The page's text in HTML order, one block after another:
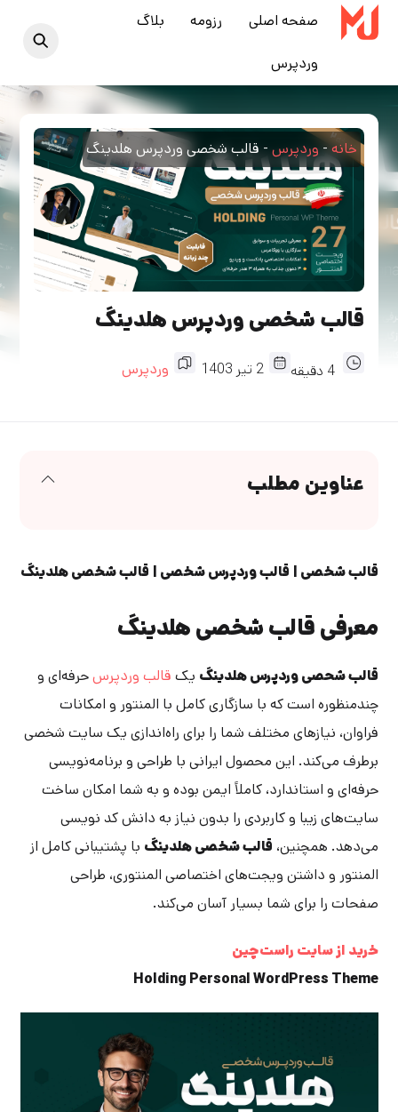
Skip
صفحه اصلی رزومه بلاگ
وردپرس
خانه - وردپرس - قالب شخصی وردپرس هلدینگ
قالب شخصی وردپرس هلدینگ
4 دقیقه 2 تیر 1403 وردپرس
عناوین مطلب
قالب شخصی | قالب وردپرس شخصی | قالب شخصی هلدینگ
معرفی قالب شخصی هلدینگ
قالب شحصی وردپرس هلدینگ یک قالب وردپرسحرفه‌ای و
چندمنظوره است که با سازگاری کامل با المنتور و امکانات
فراوان، نیازهای مختلف شما را برای راه‌اندازی یک سایت شخصی
برطرف می‌کند. این محصول ایرانی با طراحی و برنامه‌نویسی
حرفه‌ای و استاندارد، کاملاً ایمن بوده و به شما امکان ساخت
سایت‌های زیبا و کاربردی را بدون نیاز به دانش کد نویسی
می‌دهد. همچنین، قالب شخصی هلدینگ با پشتیبانی کامل از
المنتور و داشتن ویجت‌های اختصاصی المنتوری، طراحی
صفحات را برای شما بسیار آسان می‌کند.
خرید از سایت راست‌چین
Holding Personal WordPress Theme